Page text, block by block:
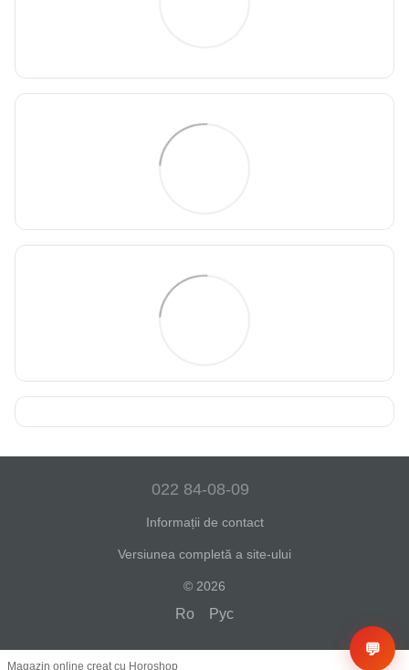
022 84-08-09
Informații de contact
Versiunea completă a site-ului
© 2026
Ro Рус
Magazin online creat cu Horoshop
💬